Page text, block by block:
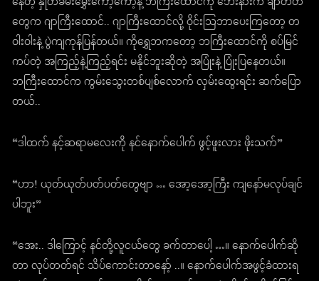
တွေက ဂျာကြီးထောင်.. ဂျာကြီးထောင်လို့ ဝိုင်းသြဘာပေးကြတော့ တ
ဝါးဝါးနဲ့ ပွဲကျကုန်ပြန်တယ်။ ကိုရွှေဘကတော့ ဘကြီးထောင်ကို စပ်မြင်
ကပ်တဲ့ အကြည့်နဲ့ကြည့်ရင်း မနိုင်ဘူးဆိုတဲ့ အပြုံးနဲ့ ပြုံးပြနေတယ်။
ဘကြီးထောင်က ကွမ်းသွေးတစ်ပျစ်လောက် လှမ်းထွေးရင်း ဆက်ပြော
တယ်..
“ဒါထက် နင့်ဆရာမလေးကို နင်နောက်ပေါက် ဖွင့်ဖူးလား ဖိုးသက်”
“ဟာ! ယုတ်ယုတ်ပတ်ပတ်တွေဗျာ … အော့အော့ကြီး ကျနော်မလုပ်ချင်
ပါဘူး”
“အေး.. ဒါကြောင့် နင်တို့လူငယ်တွေ ခက်တာပေါ့ …။ နောက်ပေါက်ဆို
တာ လုပ်တတ်ရင် သိပ်ကောင်းတာနော့် ..။ နောက်ပေါက်အဖွင့်ခံထားရ